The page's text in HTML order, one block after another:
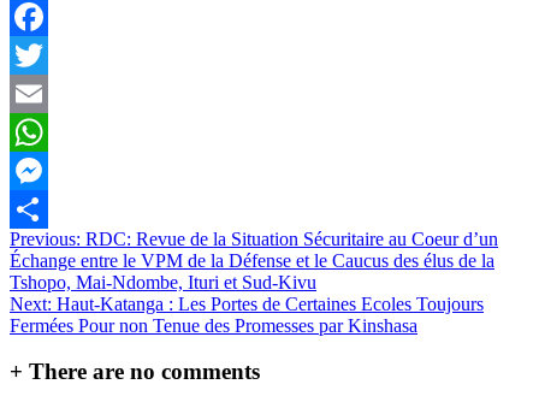
Facebook
Twitter
Email
WhatsApp
Messenger
Partager
Navigation
de
l’article
Previous: RDC: Revue de la Situation Sécuritaire au Coeur d’un
Échange entre le VPM de la Défense et le Caucus des élus de la
Tshopo, Mai-Ndombe, Ituri et Sud-Kivu
Next: Haut-Katanga : Les Portes de Certaines Ecoles Toujours
Fermées Pour non Tenue des Promesses par Kinshasa
+ There are no comments